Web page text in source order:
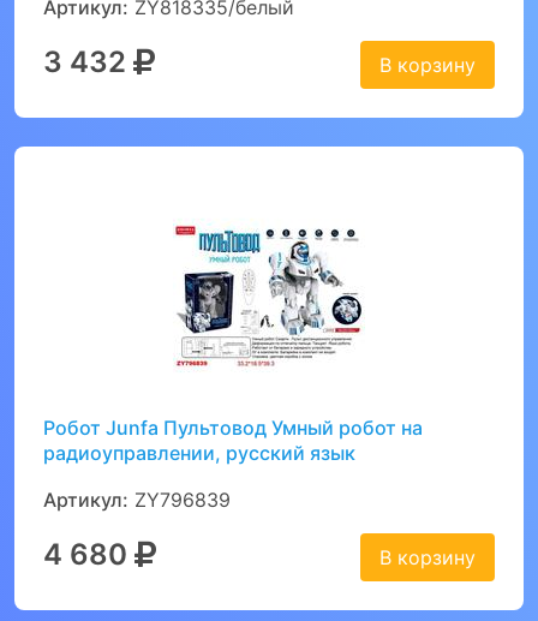
Артикул: ZY818335/белый
3 432 В корзину
Робот Junfa Пультовод Умный робот на
радиоуправлении, русский язык
Артикул: ZY796839
4 680 В корзину